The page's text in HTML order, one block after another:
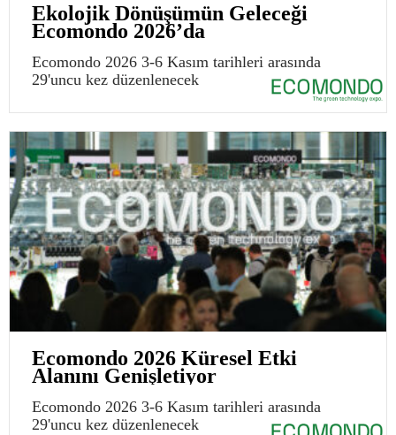
Ekolojik Dönüşümün Geleceği
Ecomondo 2026’da
Ecomondo 2026 3-6 Kasım tarihleri arasında
29'uncu kez düzenlenecek
Ecomondo 2026 Küresel Etki
Alanını Genişletiyor
Ecomondo 2026 3-6 Kasım tarihleri arasında
29'uncu kez düzenlenecek